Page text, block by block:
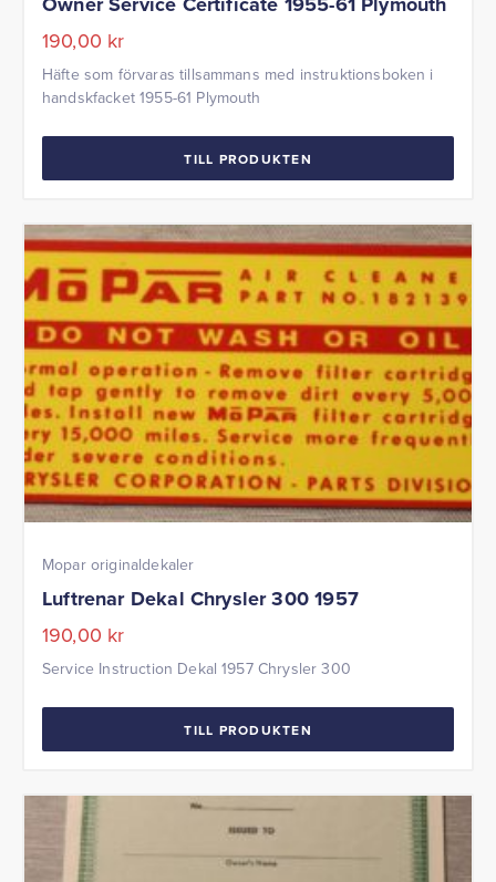
190,00 kr
Häfte som förvaras tillsammans med instruktionsboken i
handskfacket 1955-61 Plymouth
TILL PRODUKTEN
Mopar originaldekaler
Luftrenar Dekal Chrysler 300 1957
190,00 kr
Service Instruction Dekal 1957 Chrysler 300
TILL PRODUKTEN